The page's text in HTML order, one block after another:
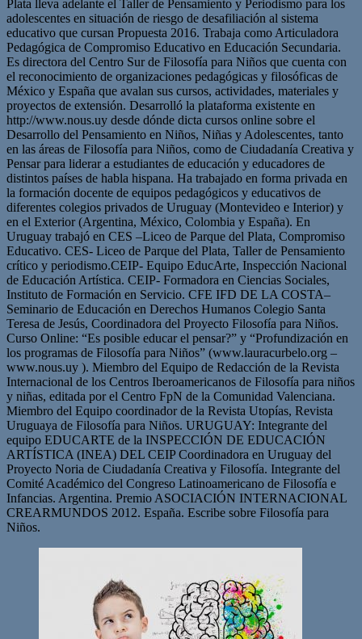
Plata lleva adelante el Taller de Pensamiento y Periodismo para los
adolescentes en situación de riesgo de desafiliación al sistema
educativo que cursan Propuesta 2016. Trabaja como Articuladora
Pedagógica de Compromiso Educativo en Educación Secundaria.
Es directora del Centro Sur de Filosofía para Niños que cuenta con
el reconocimiento de organizaciones pedagógicas y filosóficas de
México y España que avalan sus cursos, actividades, materiales y
proyectos de extensión. Desarrolló la plataforma existente en
http://www.nous.uy desde dónde dicta cursos online sobre el
Desarrollo del Pensamiento en Niños, Niñas y Adolescentes, tanto
en las áreas de Filosofía para Niños, como de Ciudadanía Creativa y
Pensar para liderar a estudiantes de educación y educadores de
distintos países de habla hispana. Ha trabajado en forma privada en
la formación docente de equipos pedagógicos y educativos de
diferentes colegios privados de Uruguay (Montevideo e Interior) y
en el Exterior (Argentina, México, Colombia y España). En
Uruguay trabajó en CES –Liceo de Parque del Plata, Compromiso
Educativo. CES- Liceo de Parque del Plata, Taller de Pensamiento
crítico y periodismo.CEIP- Equipo EducArte, Inspección Nacional
de Educación Artística. CEIP- Formadora en Ciencias Sociales,
Instituto de Formación en Servicio. CFE IFD DE LA COSTA–
Seminario de Educación en Derechos Humanos Colegio Santa
Teresa de Jesús, Coordinadora del Proyecto Filosofía para Niños.
Curso Online: “Es posible educar el pensar?” y “Profundización en
los programas de Filosofía para Niños” (www.lauracurbelo.org –
www.nous.uy ). Miembro del Equipo de Redacción de la Revista
Internacional de los Centros Iberoamericanos de Filosofía para niños
y niñas, editada por el Centro FpN de la Comunidad Valenciana.
Miembro del Equipo coordinador de la Revista Utopías, Revista
Uruguaya de Filosofía para Niños. URUGUAY: Integrante del
equipo EDUCARTE de la INSPECCIÓN DE EDUCACIÓN
ARTÍSTICA (INEA) DEL CEIP Coordinadora en Uruguay del
Proyecto Noria de Ciudadanía Creativa y Filosofía. Integrante del
Comité Académico del Congreso Latinoamericano de Filosofía e
Infancias. Argentina. Premio ASOCIACIÓN INTERNACIONAL
CREARMUNDOS 2012. España. Escribe sobre Filosofía para
Niños.